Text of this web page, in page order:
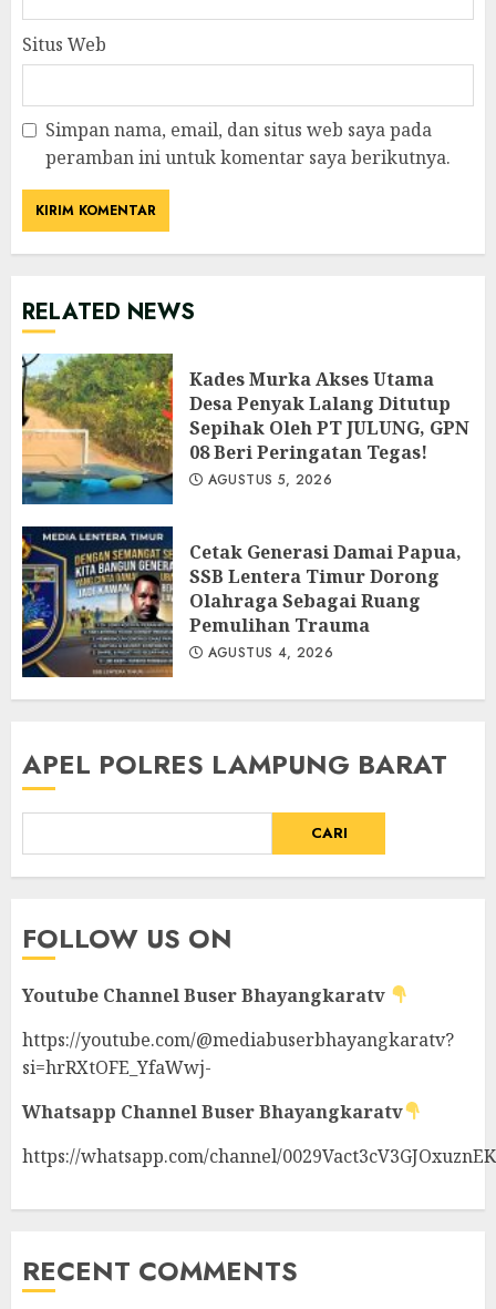
Situs Web
Simpan nama, email, dan situs web saya pada
peramban ini untuk komentar saya berikutnya.
RELATED NEWS
Kades Murka Akses Utama
Desa Penyak Lalang Ditutup
Sepihak Oleh PT JULUNG, GPN
08 Beri Peringatan Tegas!
AGUSTUS 5, 2026
Cetak Generasi Damai Papua,
SSB Lentera Timur Dorong
Olahraga Sebagai Ruang
Pemulihan Trauma
AGUSTUS 4, 2026
APEL POLRES LAMPUNG BARAT
CARI
FOLLOW US ON
Youtube ChannelBuser Bhayangkaratv
https://youtube.com/@mediabuserbhayangkaratv?
si=hrRXtOFE_YfaWwj-
Whatsapp ChannelBuser Bhayangkaratv
https://whatsapp.com/channel/
RECENT COMMENTS